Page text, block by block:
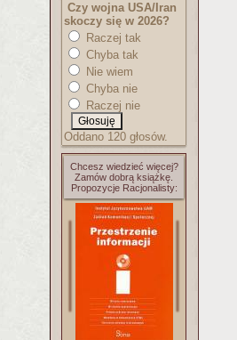
Czy wojna USA/Iran
skoczy się w 2026?
Raczej tak
Chyba tak
Nie wiem
Chyba nie
Raczej nie
Oddano 120 głosów.
Chcesz wiedzieć więcej?
Zamów dobrą książkę.
Propozycje Racjonalisty: